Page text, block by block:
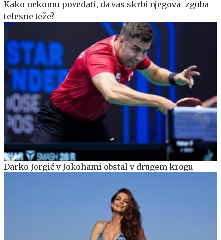
Kako nekomu povedati, da vas skrbi njegova izguba
telesne teže?
Darko Jorgić v Jokohami obstal v drugem krogu